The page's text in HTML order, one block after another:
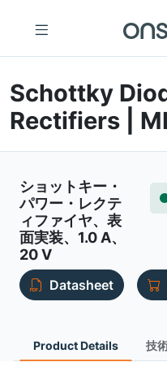
Schottky
Rectifiers |
ショットキー・
パワー・レクテ
ィファイヤ、表
面実装、1.0 A、
20 V
Datasheet
Product Details 技